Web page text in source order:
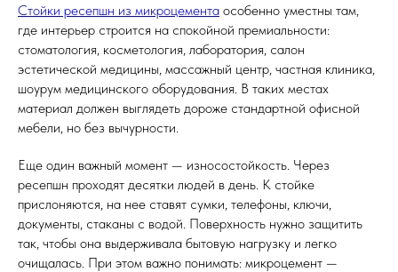
Стойки ресепшн из микроцемента особенно уместны там,
где интерьер строится на спокойной премиальности:
стоматология, косметология, лаборатория, салон
эстетической медицины, массажный центр, частная клиника,
шоурум медицинского оборудования. В таких местах
материал должен выглядеть дороже стандартной офисной
мебели, но без вычурности.
Еще один важный момент — износостойкость. Через
ресепшн проходят десятки людей в день. К стойке
прислоняются, на нее ставят сумки, телефоны, ключи,
документы, стаканы с водой. Поверхность нужно защитить
так, чтобы она выдерживала бытовую нагрузку и легко
очищалась. При этом важно понимать: микроцемент —